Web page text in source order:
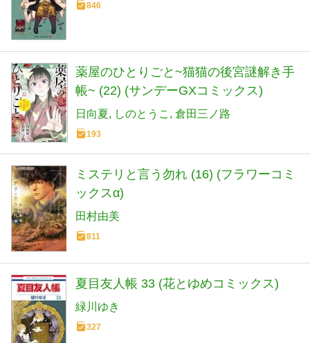
846
薬屋のひとりごと~猫猫の後宮謎解き手
帳~ (22) (サンデーGXコミックス)
日向夏 しのとうこ 倉田三ノ路
193
ミステリと言う勿れ (16) (フラワーコミ
ックスα)
田村由美
811
夏目友人帳 33 (花とゆめコミックス)
緑川ゆき
327